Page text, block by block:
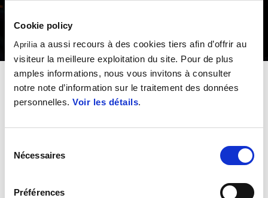
Cookie policy
Aprilia a aussi recours à des cookies tiers afin d’offrir au
visiteur la meilleure exploitation du site. Pour de plus
amples informations, nous vous invitons à consulter
notre note d’information sur le traitement des données
personnelles. Voir les détails.
Nécessaires
Préférences
Vous possédez une moto Aprilia ?
Recevez la carte #bearacer club.
réservés aux propriétaires de motos Aprilia :
détachées d’origine